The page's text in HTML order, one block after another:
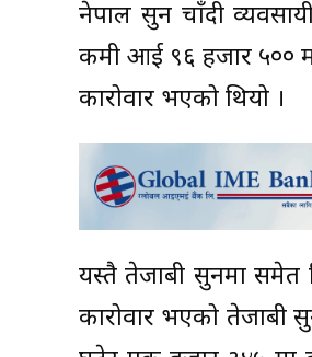
नेपाल सुन चाँदी
कमी आई ९६ हजार ५००
कारोवार भएको थियो ।
यस्तै तेजाबी सुनमा समेत
कारोवार भएको तेजाबी